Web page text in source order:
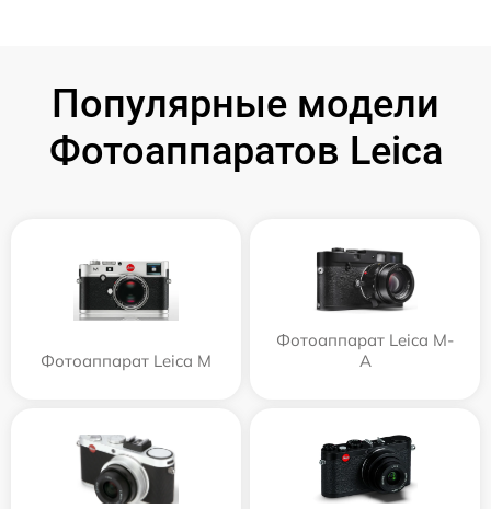
Популярные модели
Фотоаппаратов Leica
Фотоаппарат Leica M
Фотоаппарат Leica M-
A